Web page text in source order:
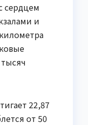
сердцем
и
22,87
от 50